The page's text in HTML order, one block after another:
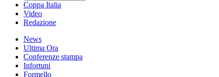
Coppa Italia
Video
Redazione
News
Ultima Ora
Conferenze stampa
Infortuni
Formello